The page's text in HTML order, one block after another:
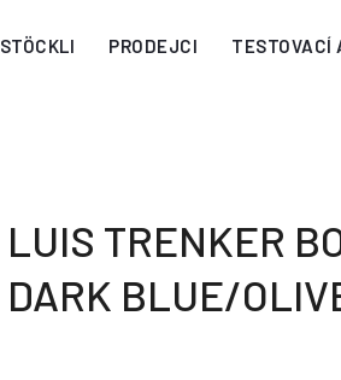
STÖCKLI PRODEJCI TESTOVACÍ
LUIS TRENKER
DARK BLUE/